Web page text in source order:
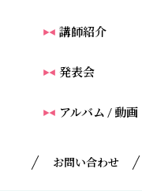
講師紹介
発表会
アルバム / 動画
お問い合わせ